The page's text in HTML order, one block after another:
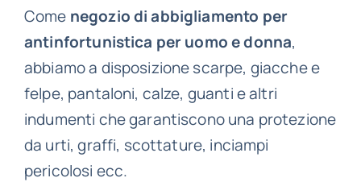
Come negozio di abbigliamento per
antinfortunistica per uomo e donna,
abbiamo a disposizione scarpe, giacche e
felpe, pantaloni, calze, guanti e altri
indumenti che garantiscono una protezione
da urti, graffi, scottature, inciampi
pericolosi ecc.